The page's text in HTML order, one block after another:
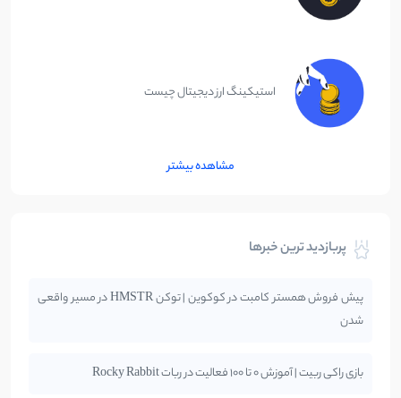
استیکینگ ارز دیجیتال چیست
مشاهده بیشتر
پربازدید ترین خبرها
پیش فروش همستر کامبت در کوکوین | توکن HMSTR در مسیر واقعی
شدن
بازی راکی ربیت | آموزش 0 تا 100 فعالیت در ربات Rocky Rabbit